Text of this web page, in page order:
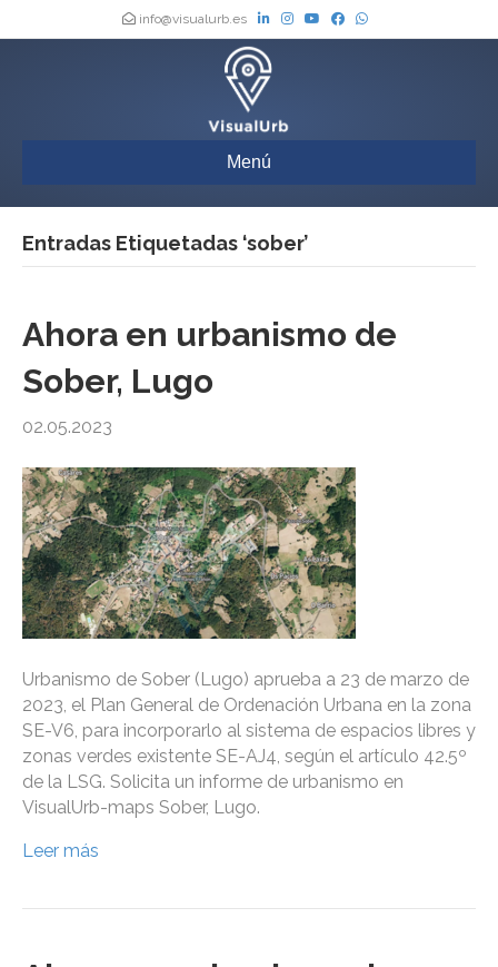
info@visualurb.es
Menú
Entradas Etiquetadas ‘sober’
Ahora en urbanismo de
Sober, Lugo
02.05.2023
Urbanismo de Sober (Lugo) aprueba a 23 de marzo de
2023, el Plan General de Ordenación Urbana en la zona
SE-V6, para incorporarlo al sistema de espacios libres y
zonas verdes existente SE-AJ4, según el artículo 42.5º
de la LSG. Solicita un informe de urbanismo en
VisualUrb-maps Sober, Lugo.
Leer más